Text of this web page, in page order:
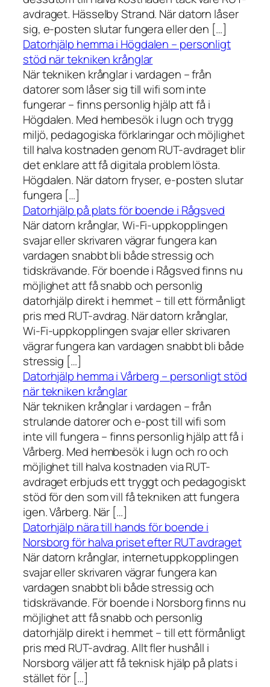
avdraget. Hässelby Strand. När datorn låser
sig, e-posten slutar fungera eller den […]
Datorhjälp hemma i Högdalen – personligt
stöd när tekniken krånglar
När tekniken krånglar i vardagen – från
datorer som låser sig till wifi som inte
fungerar – finns personlig hjälp att få i
Högdalen. Med hembesök i lugn och trygg
miljö, pedagogiska förklaringar och möjlighet
till halva kostnaden genom RUT-avdraget blir
det enklare att få digitala problem lösta.
Högdalen. När datorn fryser, e-posten slutar
fungera […]
Datorhjälp på plats för boende i Rågsved
När datorn krånglar, Wi-Fi-uppkopplingen
svajar eller skrivaren vägrar fungera kan
vardagen snabbt bli både stressig och
tidskrävande. För boende i Rågsved finns nu
möjlighet att få snabb och personlig
datorhjälp direkt i hemmet – till ett förmånligt
pris med RUT-avdrag. När datorn krånglar,
Wi-Fi-uppkopplingen svajar eller skrivaren
vägrar fungera kan vardagen snabbt bli både
stressig […]
Datorhjälp hemma i Vårberg – personligt stöd
när tekniken krånglar
När tekniken krånglar i vardagen – från
strulande datorer och e-post till wifi som
inte vill fungera – finns personlig hjälp att få i
Vårberg. Med hembesök i lugn och ro och
möjlighet till halva kostnaden via RUT-
avdraget erbjuds ett tryggt och pedagogiskt
stöd för den som vill få tekniken att fungera
igen. Vårberg. När […]
Datorhjälp nära till hands för boende i
Norsborg för halva priset efter RUT avdraget
När datorn krånglar, internetuppkopplingen
svajar eller skrivaren vägrar fungera kan
vardagen snabbt bli både stressig och
tidskrävande. För boende i Norsborg finns nu
möjlighet att få snabb och personlig
datorhjälp direkt i hemmet – till ett förmånligt
pris med RUT-avdrag. Allt fler hushåll i
Norsborg väljer att få teknisk hjälp på plats i
stället för […]